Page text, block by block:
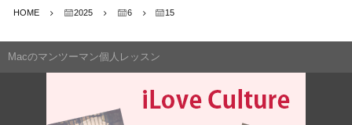
HOME 2025 6 15
Macのマンツーマン個人レッスン